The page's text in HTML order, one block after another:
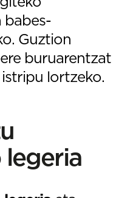
babes-
Guztion
buruarentzat
lortzeko.